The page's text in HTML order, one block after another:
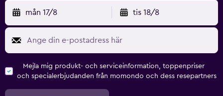
mån 17/8 tis 18/8
Mejla mig produkt- och serviceinformation, toppenpriser
och specialerbjudanden från momondo och dess resepartners